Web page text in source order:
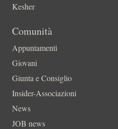
Kesher
Comunità
Appuntamenti
Giovani
Giunta e Consiglio
Insider-Associazioni
News
JOB news